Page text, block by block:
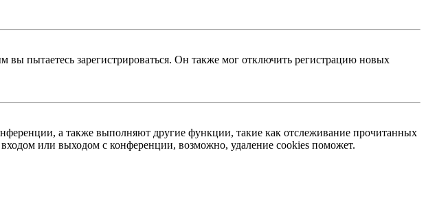
пытаетесь зарегистрироваться. Он также мог отключить регистрацию новых
а также выполняют другие функции, такие как отслеживание прочитанных
или выходом с конференции, возможно, удаление cookies поможет.